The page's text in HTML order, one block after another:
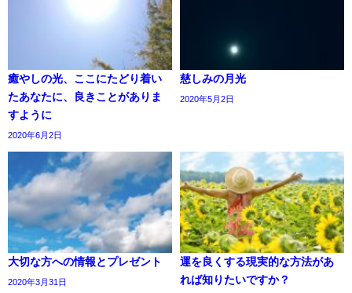
癒やしの光、ここにたどり着い
たあなたに、良きことがありま
すように
2020年6月2日
慈しみの月光
2020年5月2日
大切な方への情報とプレゼント
2020年3月31日
運を良くする現実的な方法があ
れば知りたいですか？